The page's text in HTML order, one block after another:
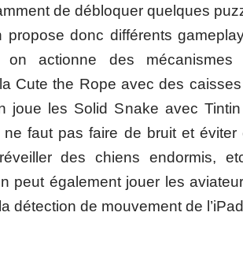
de débloquer quelques
propose donc différents
on actionne des
Cute the Rope avec des
joue les Solid Snake avec
faut pas faire de bruit et éviter
des chiens endormis,
peut également jouer les
détection de mouvement de